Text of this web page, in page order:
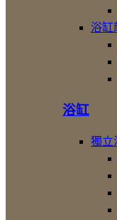
浴缸
浴缸
獨立